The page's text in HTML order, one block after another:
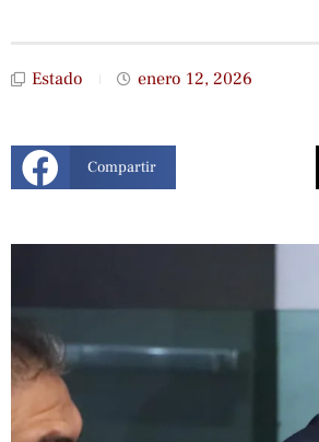
Estado enero 12, 2026
Compartir